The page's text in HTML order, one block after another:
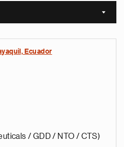
Sort
Ecuador
/ GDD / NTO / CTS)